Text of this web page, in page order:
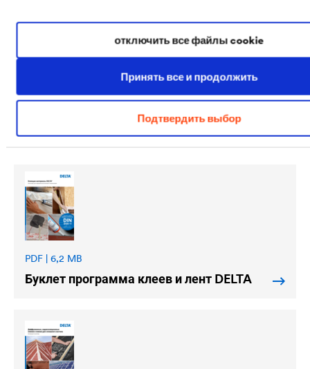
Принять все и продолжить
Подтвердить выбор
отключить все файлы cookie
DELTA -THAN R
PDF | 6,2 MB
Буклет программа клеев и лент DELTA